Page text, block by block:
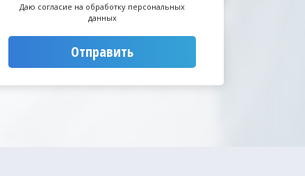
Даю согласие на обработку персональных
данных
Отправить